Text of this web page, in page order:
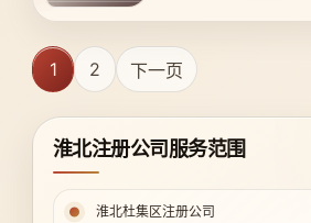
1 2 下一页
淮北注册公司服务范围
淮北杜集区注册公司